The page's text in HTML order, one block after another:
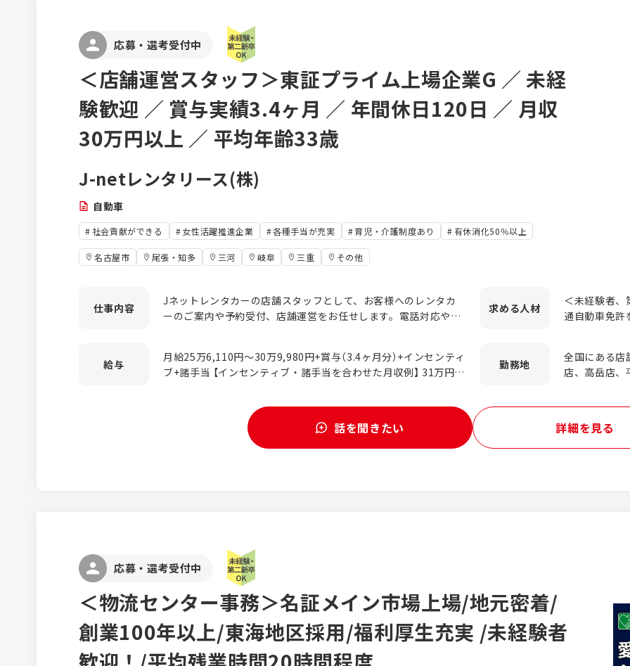
応募・選考受付中
＜店舗運営スタッフ＞東証プライム上場企業G ／ 未経
験歓迎 ／ 賞与実績3.4ヶ月 ／ 年間休日120日 ／ 月収
30万円以上 ／ 平均年齢33歳
J-netレンタリース(株)
自動車
社会貢献ができる 女性活躍推進企業 各種手当が充実 育児・介護制度あり 有休消化50％以上
名古屋市 尾張・知多 三河 岐阜 三重 その他
仕事内容
Jネットレンタカーの店舗スタッフとして、お客様へのレンタカ
ーのご案内や予約受付、店舗運営をお任せします。電話対応やデ
数活躍中！ 先輩がしっかりサポートするので、車の知識がなくて
も安心してスタートできます。 【具体的には】 ≪お客様対応≫ ・
お客様への接客 ・レンタカー貸出・返却手続き ・車両や利用方
の登録作業 ・書類作成や各種事務処理 ≪店舗運営サポート≫ ・
く ・ 既存顧客中心なので営業未経験でも安心 ・ 店舗づくりやキ
ャンペーン企画にも携われる ・ 将来的には店長やマネージャー
へのキャリアアップも可能！
求める人材
＜未経験者、
通自動車免許をお持ち
給与
月給25万6,110円～30万9,980円+賞与（3.4ヶ月分）+インセンティ
ブ+諸手当 【インセンティブ・諸手当を合わせた月収例】 31万円～
程度）＋インセンティブ（店舗で目標達成した場合／1万5,000円程
度）＋営業部手当（月5,000円以上） ※月給は年齢・経験を考慮
し、決定します。 ※みなし残業なし。残業代は1分単位で全額支
給します。 ※月給には、一律支給の職種手当2万5,000円・住宅
勤務地
全国にある店舗 ☆希
店、高岳店、
店、豊橋店、
岐阜店、岐阜
駅前店、岐阜
話を聞きたい 詳細を見る
応募・選考受付中
＜物流センター事務＞名証メイン市場上場/地元密着/
創業100年以上/東海地区採用/福利厚生充実 /未経験者